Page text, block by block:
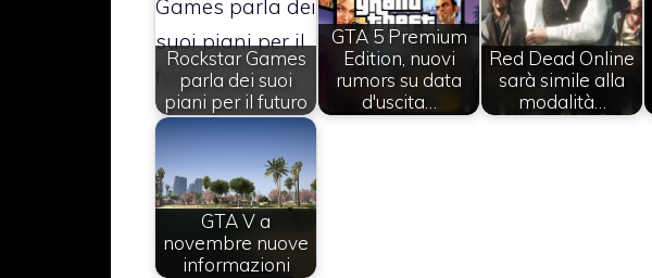
Rockstar Games
parla dei suoi
piani per il futuro
GTA 5 Premium
Edition, nuovi
rumors su data
d'uscita…
Red Dead Online
sarà simile alla
modalità…
GTA V a
novembre nuove
informazioni